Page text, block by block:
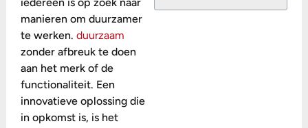
manieren om duurzamer
te werken.duurzaam
zonder afbreuk te doen
aan het merk of de
functionaliteit. Een
innovatieve oplossing die
in opkomst is, is het